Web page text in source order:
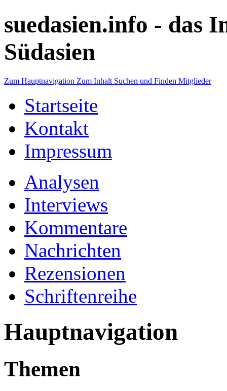
suedasien.info - das
Südasien
Zum Hauptnavigation Zum Inhalt Suchen und Finden Mitglieder
Startseite
Kontakt
Impressum
Analysen
Interviews
Kommentare
Nachrichten
Rezensionen
Schriftenreihe
Hauptnavigation
Themen